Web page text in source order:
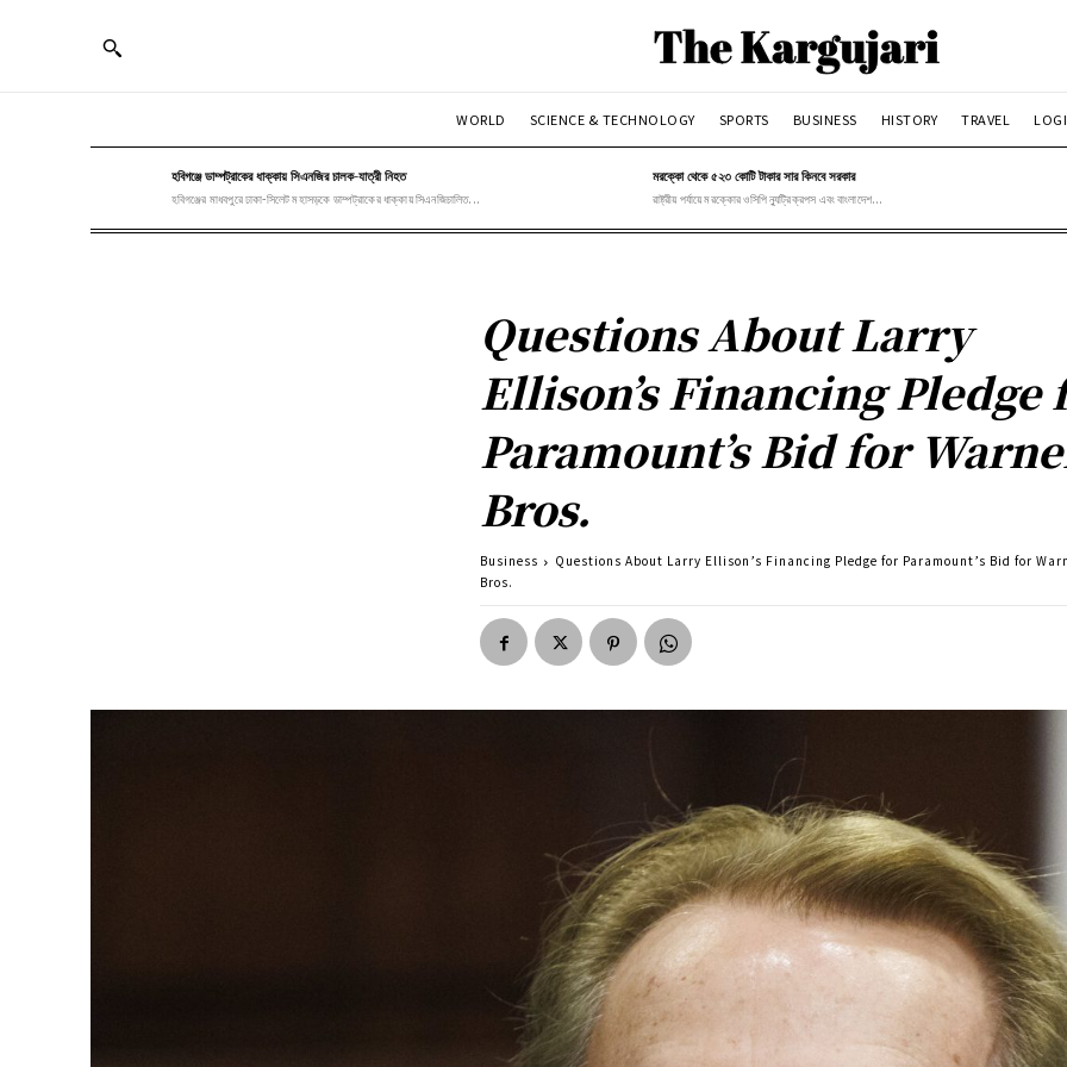
WORLD SCIENCE & TECHNOLOGY SPORTS BUSINESS HISTORY TRAVEL
হবিগঞ্জে ডাম্পট্রাকের ধাক্কায় সিএনজির চালক-যাত্রী নিহত
হবিগঞ্জের মাধবপুরে ঢাকা-সিলেট মহাসড়কে ডাম্পট্রাকের ধাক্কায় সিএনজিচালিত...
মরক্কো থেকে ৫২৩ কোটি টাকার সার কিনবে সরকার
রাষ্ট্রীয় পর্যায়ে মরক্কোর ওসিপি ন্যুট্রিক্রপস এবং বাংলাদেশ...
Questions About Larry
Ellison’s Financing Pledge
Paramount’s Bid for
Bros.
Business
Questions About Larry Ellison’s Financing Pledge for Paramount’s Bid for
Bros.